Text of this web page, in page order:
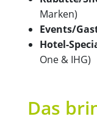
Marken)
Events/
Hotel-
One & IHG)
Das